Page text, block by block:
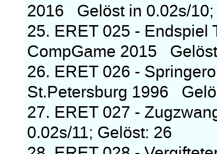
2016 Gelöst in 0.02s/10;
25. ERET 025 -
CompGame 2015
26. ERET 026 -
St.Petersburg 1996
27. ERET 027 -
0.02s/11; Gelöst: 26